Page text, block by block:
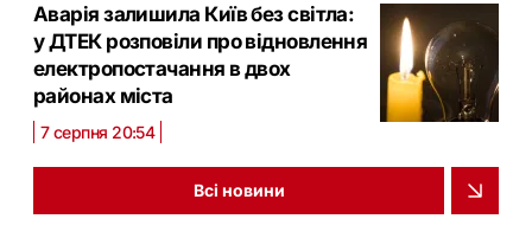
Аварія залишила Київ без світла:
у ДТЕК розповіли про відновлення
електропостачання в двох
районах міста
7 серпня 20:54
Всі новини